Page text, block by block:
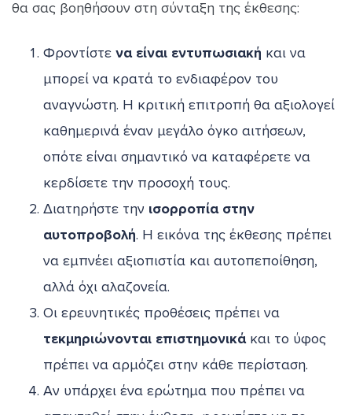
θα σας βοηθήσουν στη σύνταξη της έκθεσης:
Φροντίστε να είναι εντυπωσιακή και να
μπορεί να κρατά το ενδιαφέρον του
αναγνώστη. Η κριτική επιτροπή θα αξιολογεί
καθημερινά έναν μεγάλο όγκο αιτήσεων,
οπότε είναι σημαντικό να καταφέρετε να
κερδίσετε την προσοχή τους.
Διατηρήστε την ισορροπία στην
αυτοπροβολή. Η εικόνα της έκθεσης πρέπει
να εμπνέει αξιοπιστία και αυτοπεποίθηση,
αλλά όχι αλαζονεία.
Οι ερευνητικές προθέσεις πρέπει να
τεκμηριώνονται επιστημονικάκαι το ύφος
πρέπει να αρμόζει στην κάθε περίσταση.
Αν υπάρχει ένα ερώτημα που πρέπει να